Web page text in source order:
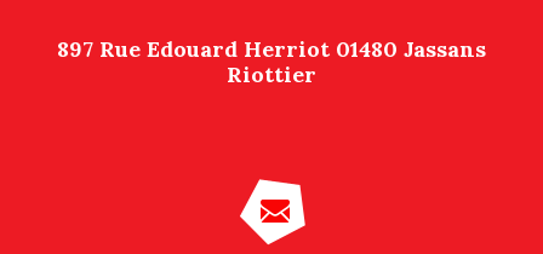
897 Rue Edouard Herriot 01480 Jassans
Riottier